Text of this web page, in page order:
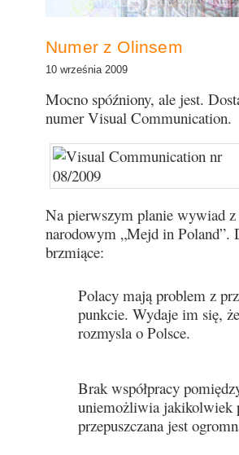
Numer z Olinsem
10 września 2009
Mocno spóźniony, ale jest.
numer Visual Communication.
Na pierwszym planie wywiad
narodowym „Mejd in Poland”.
brzmiące:
Polacy mają problem z
punkcie. Wydaje im się,
rozmysla o Polsce.
Brak współpracy
uniemożliwia jakikolwiek
przepuszczana jest